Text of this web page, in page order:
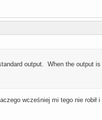
output. When the output
wcześniej mi tego nie robił